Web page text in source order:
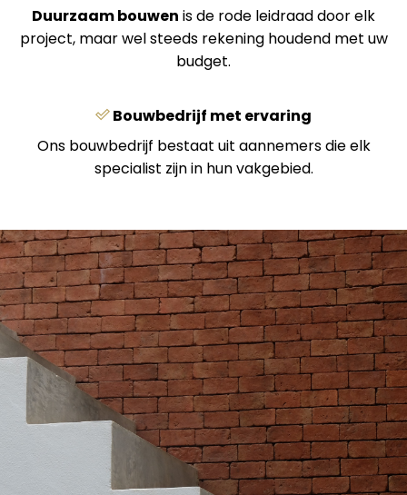
Duurzaam bouwen is de rode leidraad door elk
project, maar wel steeds rekening houdend met uw
budget.
Bouwbedrijf met ervaring
Ons bouwbedrijf bestaat uit aannemers die elk
specialist zijn in hun vakgebied.